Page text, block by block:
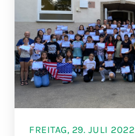
FREITAG, 29. JULI 2022